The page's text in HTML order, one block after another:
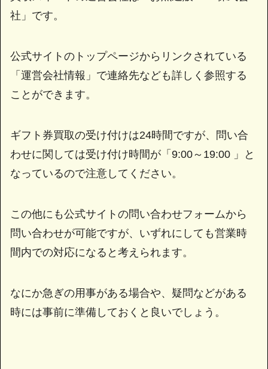
社」です。
公式サイトのトップページからリンクされている
「運営会社情報」で連絡先なども詳しく参照する
ことができます。
ギフト券買取の受け付けは24時間ですが、問い合
わせに関しては受け付け時間が「9:00～19:00 」と
なっているので注意してください。
この他にも公式サイトの問い合わせフォームから
問い合わせが可能ですが、いずれにしても営業時
間内での対応になると考えられます。
なにか急ぎの用事がある場合や、疑問などがある
時には事前に準備しておくと良いでしょう。